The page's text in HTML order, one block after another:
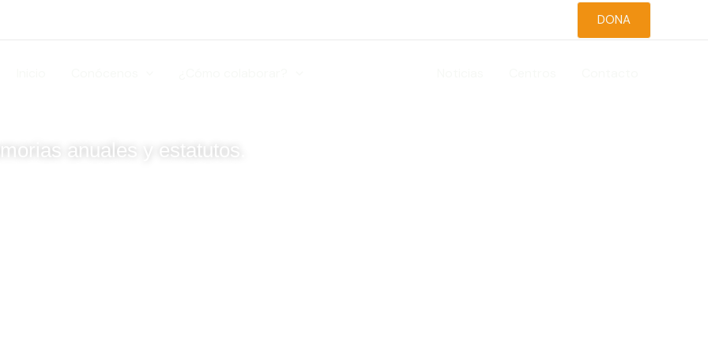
DONA
anuales y estatutos.